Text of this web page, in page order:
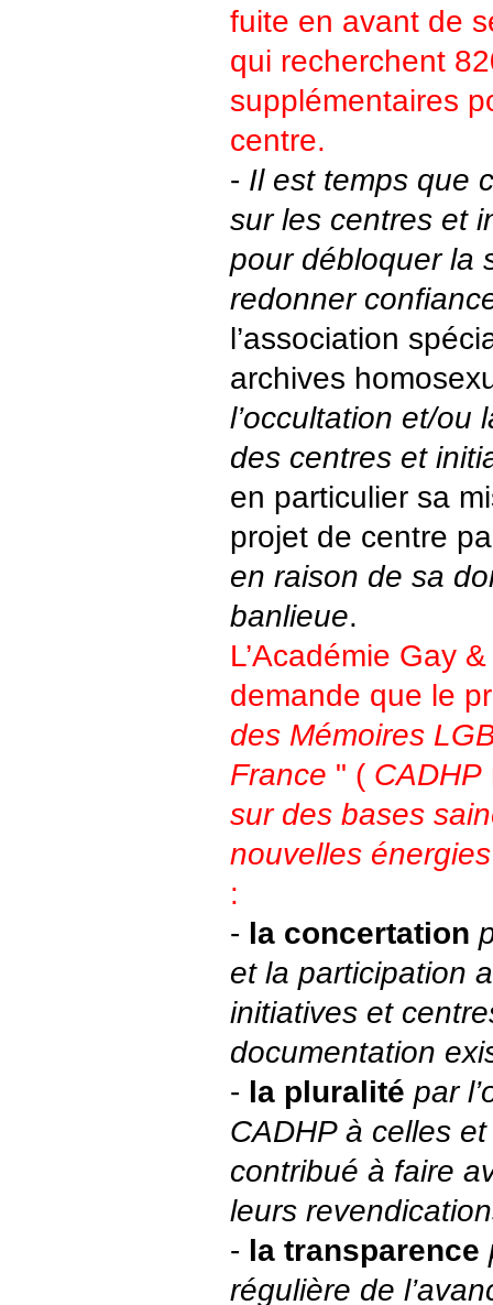
fuite en avant de
qui recherchent
supplémentaires
centre.
- Il est temps que
sur les centres et
pour débloquer la
redonner
l’association
archives
l’occultation et/ou
des centres et
en particulier sa
projet de centre
en raison de sa
banlieue.
L’Académie Gay
demande que le
des Mémoires
France " ( CADHP
sur des bases
nouvelles énergies
:
- la concertation
et la participation
initiatives et
documentation
- la pluralité par
CADHP à celles
contribué à faire
leurs
- la transparence
régulière de